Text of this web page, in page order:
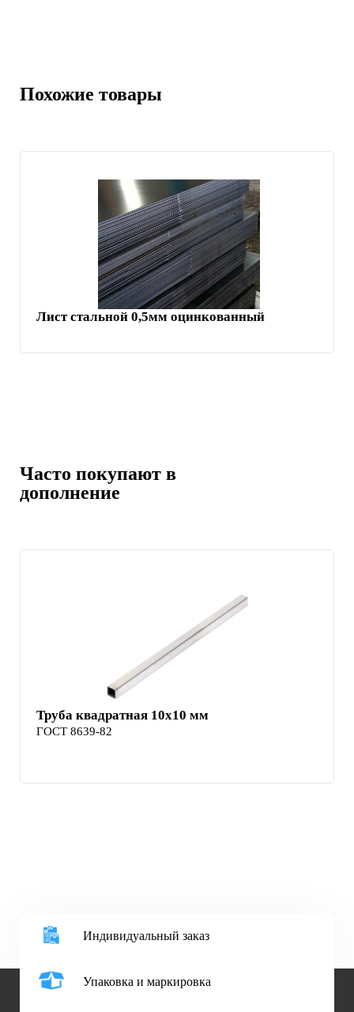
Похожие товары
Лист стальной 0,5мм оцинкованный
Часто покупают в
дополнение
Труба квадратная 10х10 мм
ГОСТ 8639-82
Индивидуальный заказ
Упаковка и маркировка